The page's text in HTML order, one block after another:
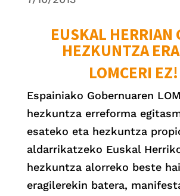
EUSKAL HERRIAN
HEZKUNTZA
LOMCERI EZ!
Espainiako Gobernuaren
hezkuntza erreforma
esateko eta hezkuntza
aldarrikatzeko Euskal
hezkuntza alorreko beste
eragilerekin batera,